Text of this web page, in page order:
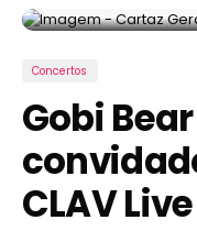
Concertos
Gobi
CLAV